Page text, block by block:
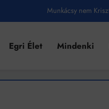
Munkácsy nem
Amikor a
Egri Élet Mindenki